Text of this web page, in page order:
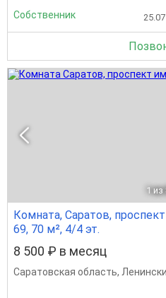
Собственник 25.07
1 из
Комната, Саратов,
69, 70 м², 4/4 эт.
8 500 ₽ в месяц
Саратовская область,